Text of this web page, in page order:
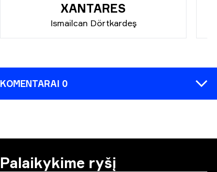
XANTARES
Ismailcan Dörtkardeş
KOMENTARAI 0
Palaikykime ryšį